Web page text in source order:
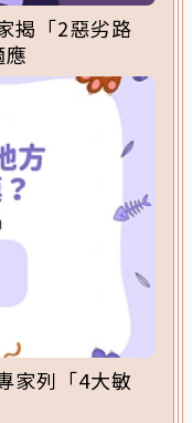
揭「2惡劣路
家列「4大敏